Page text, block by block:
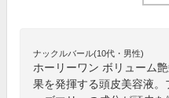
ナックルバール(10代・男性)
ホーリーワン ボリューム
果を発揮する頭皮美容液